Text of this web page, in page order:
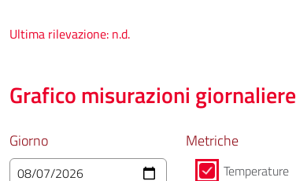
Ultima rilevazione: n.d.
Grafico misurazioni giornaliere
Giorno Metriche
Temperature